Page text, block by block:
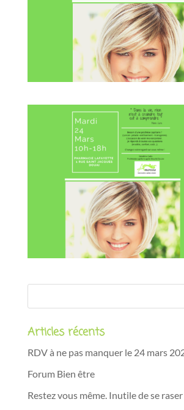
Articles récents
RDV à ne pas manquer le 24 mars
Forum Bien être
Restez vous même. Inutile de se raser